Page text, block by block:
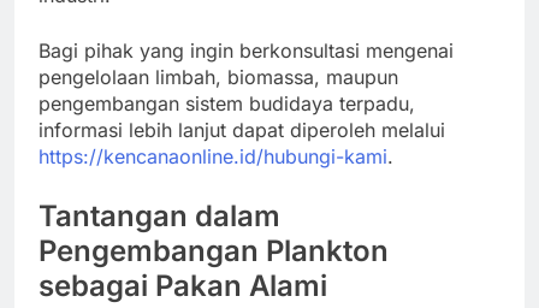
Bagi pihak yang ingin berkonsultasi mengenai
pengelolaan limbah, biomassa, maupun
pengembangan sistem budidaya terpadu,
informasi lebih lanjut dapat diperoleh melalui
https://kencanaonline.id/hubungi-kami.
Tantangan dalam
Pengembangan Plankton
sebagai Pakan Alami